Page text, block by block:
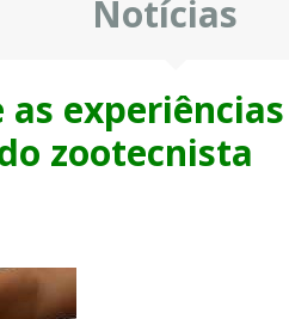
Notícias
as experiências
zootecnista